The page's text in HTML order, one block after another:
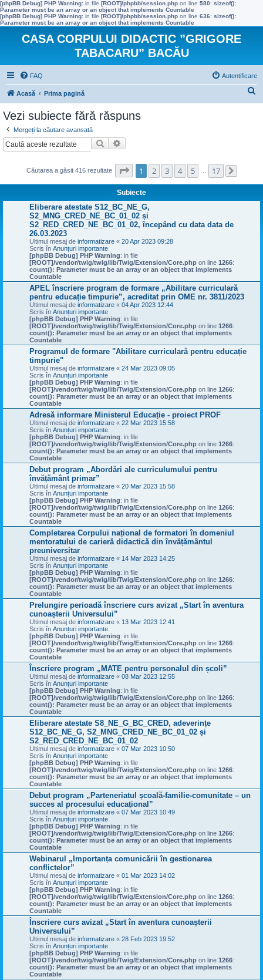
[phpBB Debug] PHP Warning: in file [ROOT]/phpbb/session.php on line 580: sizeof():
Parameter must be an array or an object that implements Countable
[phpBB Debug] PHP Warning: in file [ROOT]/phpbb/session.php on line 636: sizeof():
Parameter must be an array or an object that implements Countable
CASA CORPULUI DIDACTIC ”GRIGORE
TABACARU” BACĂU
FAQ Autentificare
Acasă Prima pagină
Vezi subiecte fără răspuns
Mergeți la căutare avansată
Căutare
Căutarea a găsit 416 rezultate Pagina1 din 17
1 2 3 4 5 17
Subiecte
Eliberare atestate S12_BC_NE_G,
S2_MNG_CRED_NE_BC_01_02 și
S2_RED_CRED_NE_BC_01_02, începând cu data data de
26.03.2023
Ultimul mesaj de informatizare « 20 Apr 2023 09:28
Scris în Anunțuri importante
[phpBB Debug] PHP Warning: in file
[ROOT]/vendor/twig/twig/lib/Twig/Extension/Core.php on line 1266:
count(): Parameter must be an array or an object that implements
Countable
APEL înscriere program de formare „Abilitare curriculară
pentru educație timpurie”, acreditat prin OME nr. 3811/2023
Ultimul mesaj de informatizare « 04 Apr 2023 12:44
Scris în Anunțuri importante
[phpBB Debug] PHP Warning: in file
[ROOT]/vendor/twig/twig/lib/Twig/Extension/Core.php on line 1266:
count(): Parameter must be an array or an object that implements
Countable
Programul de formare "Abilitare curriculară pentru educație
timpurie"
Ultimul mesaj de informatizare « 24 Mar 2023 09:05
Scris în Anunțuri importante
[phpBB Debug] PHP Warning: in file
[ROOT]/vendor/twig/twig/lib/Twig/Extension/Core.php on line 1266:
count(): Parameter must be an array or an object that implements
Countable
Adresă informare Ministerul Educație - proiect PROF
Ultimul mesaj de informatizare « 22 Mar 2023 15:58
Scris în Anunțuri importante
[phpBB Debug] PHP Warning: in file
[ROOT]/vendor/twig/twig/lib/Twig/Extension/Core.php on line 1266:
count(): Parameter must be an array or an object that implements
Countable
Debut program „Abordări ale curriculumului pentru
învățământ primar”
Ultimul mesaj de informatizare « 20 Mar 2023 15:58
Scris în Anunțuri importante
[phpBB Debug] PHP Warning: in file
[ROOT]/vendor/twig/twig/lib/Twig/Extension/Core.php on line 1266:
count(): Parameter must be an array or an object that implements
Countable
Completarea Corpului național de formatori în domeniul
mentoratului de carieră didactică din învățământul
preuniversitar
Ultimul mesaj de informatizare « 14 Mar 2023 14:25
Scris în Anunțuri importante
[phpBB Debug] PHP Warning: in file
[ROOT]/vendor/twig/twig/lib/Twig/Extension/Core.php on line 1266:
count(): Parameter must be an array or an object that implements
Countable
Prelungire perioadă înscriere curs avizat „Start în aventura
cunoașterii Universului”
Ultimul mesaj de informatizare « 13 Mar 2023 12:41
Scris în Anunțuri importante
[phpBB Debug] PHP Warning: in file
[ROOT]/vendor/twig/twig/lib/Twig/Extension/Core.php on line 1266:
count(): Parameter must be an array or an object that implements
Countable
Înscriere program „MATE pentru personalul din școli”
Ultimul mesaj de informatizare « 08 Mar 2023 12:55
Scris în Anunțuri importante
[phpBB Debug] PHP Warning: in file
[ROOT]/vendor/twig/twig/lib/Twig/Extension/Core.php on line 1266:
count(): Parameter must be an array or an object that implements
Countable
Eliberare atestate S8_NE_G_BC_CRED, adeverințe
S12_BC_NE_G, S2_MNG_CRED_NE_BC_01_02 și
S2_RED_CRED_NE_BC_01_02
Ultimul mesaj de informatizare « 07 Mar 2023 10:50
Scris în Anunțuri importante
[phpBB Debug] PHP Warning: in file
[ROOT]/vendor/twig/twig/lib/Twig/Extension/Core.php on line 1266:
count(): Parameter must be an array or an object that implements
Countable
Debut program „Parteneriatul școală-familie-comunitate – un
succes al procesului educațional”
Ultimul mesaj de informatizare « 07 Mar 2023 10:49
Scris în Anunțuri importante
[phpBB Debug] PHP Warning: in file
[ROOT]/vendor/twig/twig/lib/Twig/Extension/Core.php on line 1266:
count(): Parameter must be an array or an object that implements
Countable
Webinarul „Importanța comunicării în gestionarea
conflictelor”
Ultimul mesaj de informatizare « 01 Mar 2023 14:02
Scris în Anunțuri importante
[phpBB Debug] PHP Warning: in file
[ROOT]/vendor/twig/twig/lib/Twig/Extension/Core.php on line 1266:
count(): Parameter must be an array or an object that implements
Countable
Înscriere curs avizat „Start în aventura cunoașterii
Universului”
Ultimul mesaj de informatizare « 28 Feb 2023 19:52
Scris în Anunțuri importante
[phpBB Debug] PHP Warning: in file
[ROOT]/vendor/twig/twig/lib/Twig/Extension/Core.php on line 1266:
count(): Parameter must be an array or an object that implements
Countable